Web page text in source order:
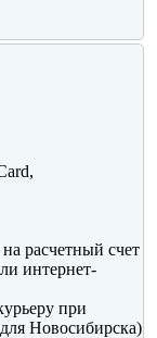
расчетный счет
интернет-
при
Новосибирска)